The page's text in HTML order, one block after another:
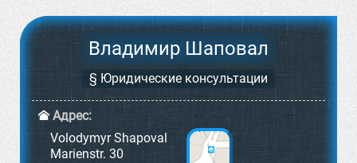
Владимир Шаповал
§ Юридические консультации
Адрес:
Volodymyr Shapoval
Marienstr. 30